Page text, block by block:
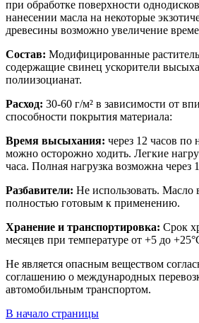
при обработке поверхности
нанесении масла на некоторые
древесины возможно увеличение
Состав: Модифицированные
содержащие свинец ускорители
полиизоцианат.
Расход: 30-60 г/м² в зависимости от
способности покрытия материала:
Время высыхания: через 12 часов
можно осторожно ходить. Легкие
часа. Полная нагрузка возможна через
Разбавители: Не использовать. Масло
полностью готовым к применению.
Хранение и транспортировка: Срок
месяцев при температуре от +5 до
Не является опасным веществом
соглашению о международных
автомобильным транспортом.
В начало страницы